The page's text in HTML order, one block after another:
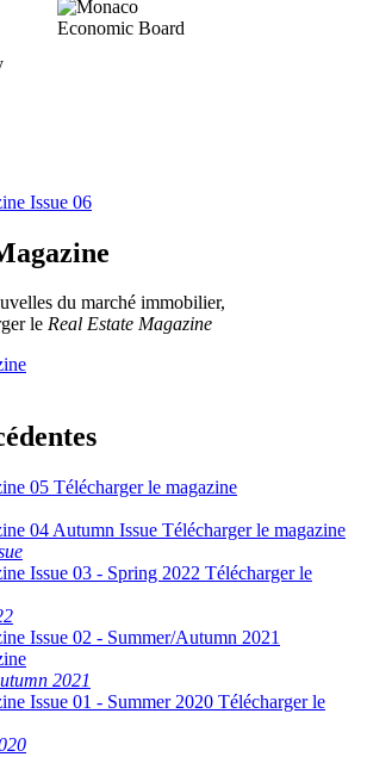
du marché immobilier,
le Real Estate Magazine
Télécharger le magazine
Télécharger le magazine
Télécharger le
2021
Télécharger le